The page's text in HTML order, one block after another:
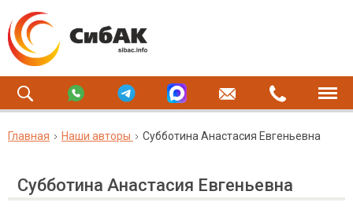
Главная Наши авторы Субботина Анастасия Евгеньевна
Субботина Анастасия Евгеньевна